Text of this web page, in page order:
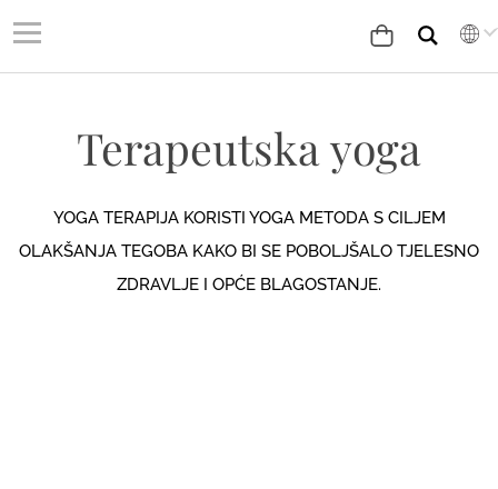
Terapeutska yoga
YOGA TERAPIJA KORISTI YOGA METODA S CILJEM
OLAKŠANJA TEGOBA KAKO BI SE POBOLJŠALO TJELESNO
ZDRAVLJE I OPĆE BLAGOSTANJE.